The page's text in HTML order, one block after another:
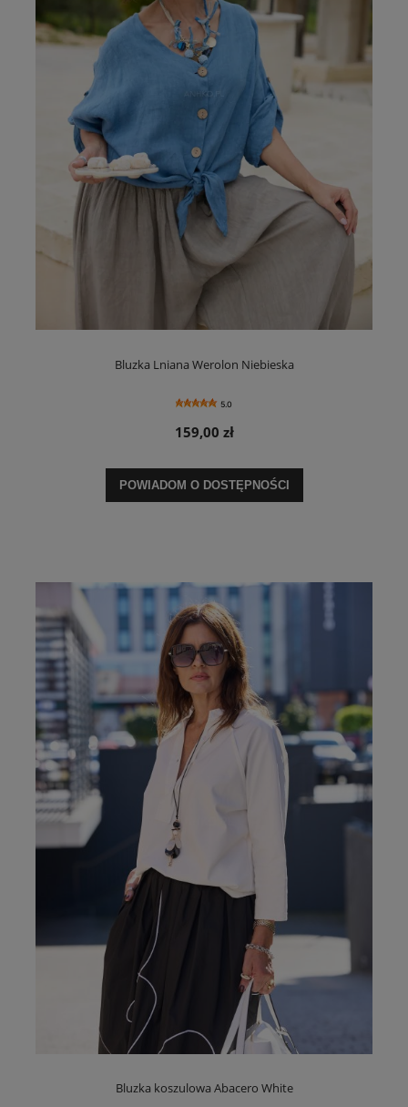
Bluzka Lniana Werolon Niebieska
5.0
159,00 zł
POWIADOM O DOSTĘPNOŚCI
Bluzka koszulowa Abacero White